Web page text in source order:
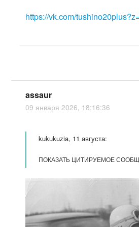
https://vk.com/
assaur
09 января 2026, 18:16:36
kukukuzia, 11 августа:
ПОКАЗАТЬ ЦИТИРУЕМОЕ